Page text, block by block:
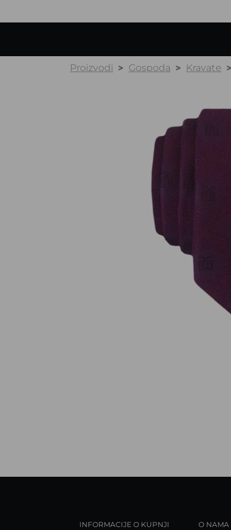
Proizvodi Gospoda Kravate
INFORMACIJE O KUPNJI O NAMA